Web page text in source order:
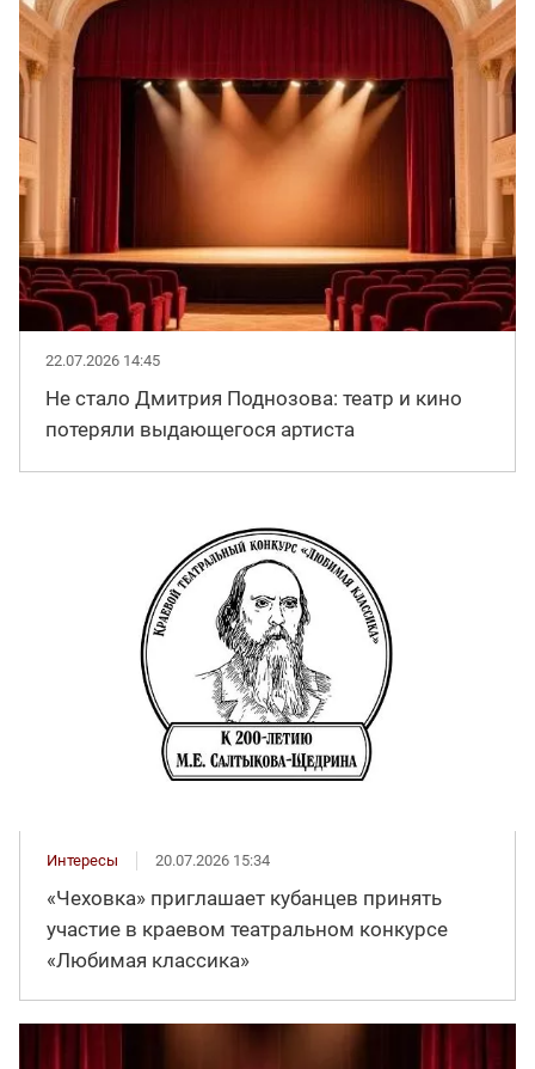
22.07.2026 14:45
Не стало Дмитрия Поднозова: театр и кино
потеряли выдающегося артиста
Интересы 20.07.2026 15:34
«Чеховка» приглашает кубанцев принять
участие в краевом театральном конкурсе
«Любимая классика»